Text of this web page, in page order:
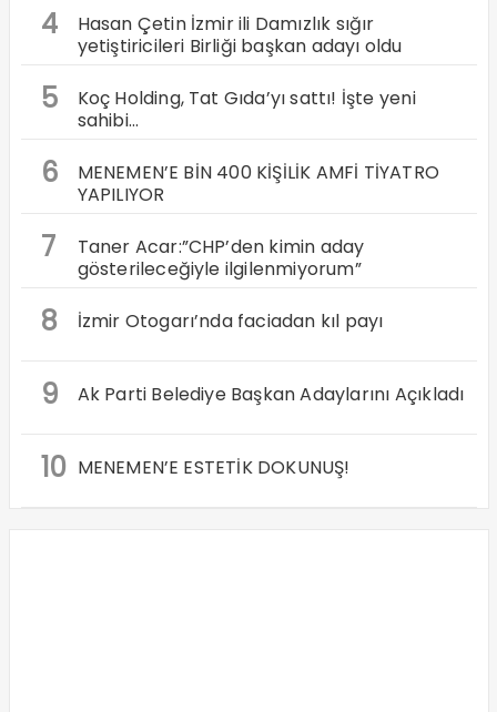
4
Hasan Çetin İzmir ili Damızlık sığır
yetiştiricileri Birliği başkan adayı oldu
5
Koç Holding, Tat Gıda’yı sattı! İşte yeni
sahibi…
6
MENEMEN’E BİN 400 KİŞİLİK AMFİ TİYATRO
YAPILIYOR
7
Taner Acar:”CHP’den kimin aday
gösterileceğiyle ilgilenmiyorum”
8 İzmir Otogarı’nda faciadan kıl payı
9 Ak Parti Belediye Başkan Adaylarını Açıkladı
10 MENEMEN’E ESTETİK DOKUNUŞ!